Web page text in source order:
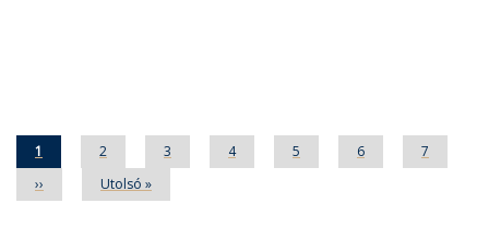
Jelenlegi
oldal
1 Oldal
2 Oldal
3 Oldal
4 Oldal
5 Oldal
6 Oldal
7
Következő
oldal
›› Utolsó
oldal
Utolsó »